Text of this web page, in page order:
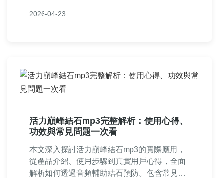
緩解膽結石問題。內容基於傳統智慧與現代知
2026-04-23
活力巔峰結石mp3完整解析：使用心得、
功效與常見問題一次看
本文深入探討活力巔峰結石mp3的實際應用，
從產品介紹、使用步驟到真實用戶心得，全面
解析如何透過音頻輔助結石預防。包含常見問